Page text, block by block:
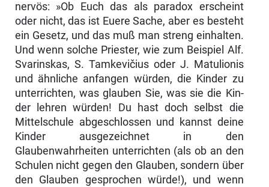
nervös: »Ob Euch das als paradox erscheint
oder nicht, das ist Euere Sache, aber es besteht
ein Ge­setz, und das muß man streng einhalten.
Und wenn solche Priester, wie zum Beispiel Alf.
Svarinskas, S. Tamkevičius oder J. Matulionis
und ähnliche an­fangen würden, die Kinder zu
unterrichten, was glauben Sie, was sie die Kin­
der lehren würden! Du hast doch selbst die
Mittelschule abgeschlossen und kannst deine
Kinder ausgezeichnet in den
Glaubenwahrheiten unterrichten (als ob an den
Schulen nicht gegen den Glauben, sondern über
den Glauben gesprochen würde!), und wenn